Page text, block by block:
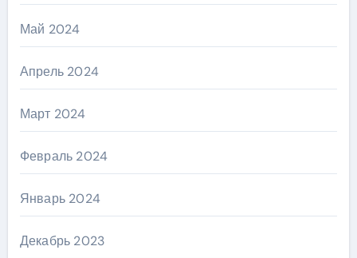
Май 2024
Апрель 2024
Март 2024
Февраль 2024
Январь 2024
Декабрь 2023